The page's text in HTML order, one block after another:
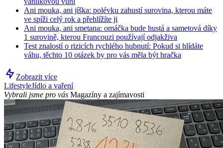
Ani mouka, ani jíška: polévku zahustí surovina, kterou máte
ve spíži celý rok a přehlížíte ji
Ani mouka, ani smetana: omáčka bude hustá a sametová díky
1 surovině, kterou Francouzi používají odjakživa
Test znalostí o rizicích rychlého hubnutí: Pokud si hlídáte
váhu, těchto 10 otázek by pro vás měla být hračka
Zobrazit více
LifestyleJídlo a vaření
Vybrali jsme pro vás Magazíny a zajímavosti